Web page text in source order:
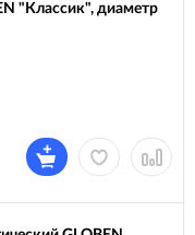
"Классик", диаметр